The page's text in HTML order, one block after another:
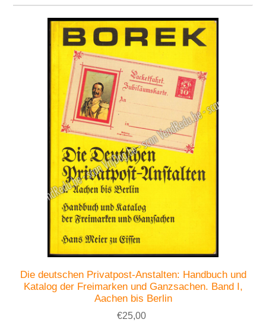
Die deutschen Privatpost-Anstalten: Handbuch und
Katalog der Freimarken und Ganzsachen. Band I,
Aachen bis Berlin
€25,00